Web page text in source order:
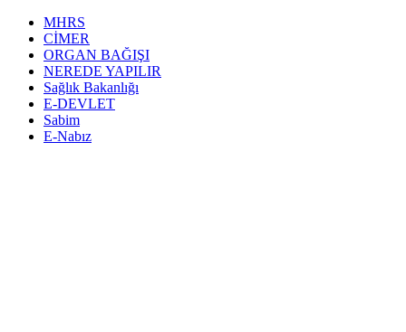
MHRS
CİMER
ORGAN BAĞIŞI
NEREDE YAPILIR
Sağlık Bakanlığı
E-DEVLET
Sabim
E-Nabız